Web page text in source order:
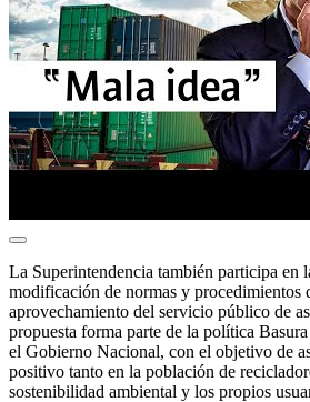
La Superintendencia también participa en
modificación de normas y procedimientos
aprovechamiento del servicio público de
propuesta forma parte de la política
el Gobierno Nacional, con el objetivo de
positivo tanto en la población de
sostenibilidad ambiental y los propios